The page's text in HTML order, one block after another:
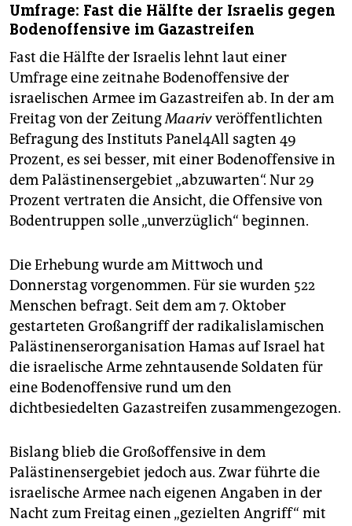
Umfrage: Fast die Hälfte der Israelis gegen
Bodenoffensive im Gazastreifen
Fast die Hälfte der Israelis lehnt laut einer
Umfrage eine zeitnahe Bodenoffensive der
israelischen Armee im Gazastreifen ab. In der am
Freitag von der ZeitungMaarivveröffentlichten
Befragung des Instituts Panel4All sagten 49
Prozent, es sei besser, mit einer Bodenoffensive in
dem Palästinensergebiet „abzuwarten“. Nur 29
Prozent vertraten die Ansicht, die Offensive von
Bodentruppen solle „unverzüglich“ beginnen.
Die Erhebung wurde am Mittwoch und
Donnerstag vorgenommen. Für sie wurden 522
Menschen befragt. Seit dem am 7. Oktober
gestarteten Großangriff der radikalislamischen
Palästinenserorganisation Hamas auf Israel hat
die israelische Arme zehntausende Soldaten für
eine Bodenoffensive rund um den
dichtbesiedelten Gazastreifen zusammengezogen.
Bislang blieb die Großoffensive in dem
Palästinensergebiet jedoch aus. Zwar führte die
israelische Armee nach eigenen Angaben in der
Nacht zum Freitag einen „gezielten Angriff“ mit